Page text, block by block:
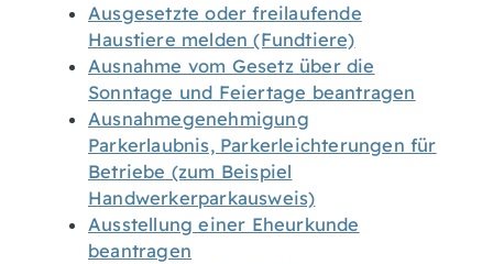
Ausgesetzte oder freilaufende
Haustiere melden (Fundtiere)
Ausnahme vom Gesetz über die
Sonntage und Feiertage beantragen
Ausnahmegenehmigung
Parkerlaubnis, Parkerleichterungen für
Betriebe (zum Beispiel
Handwerkerparkausweis)
Ausstellung einer Eheurkunde
beantragen